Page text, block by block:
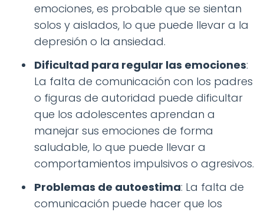
emociones, es probable que se sientan
solos y aislados, lo que puede llevar a la
depresión o la ansiedad.
Dificultad para regular las emociones:
La falta de comunicación con los padres
o figuras de autoridad puede dificultar
que los adolescentes aprendan a
manejar sus emociones de forma
saludable, lo que puede llevar a
comportamientos impulsivos o agresivos.
Problemas de autoestima: La falta de
comunicación puede hacer que los